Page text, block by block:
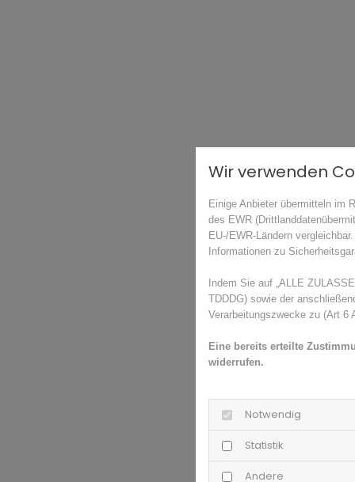
Wir verwenden
Einige Anbieter übermitteln im
des EWR
EU-/EWR-Ländern
Informationen zu
Indem Sie auf „ALLE
TDDDG) sowie der
Verarbeitungszwecke zu (Art 6
Eine bereits erteilte
widerrufen.
Notwendig
Statistik
Andere